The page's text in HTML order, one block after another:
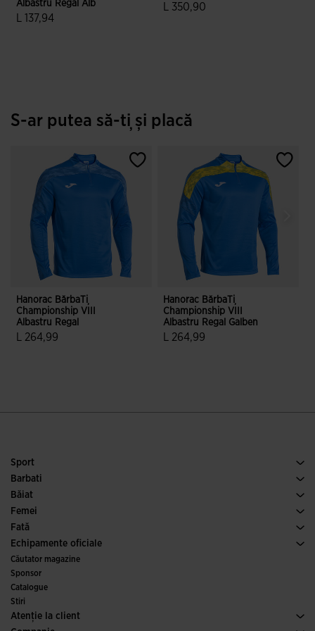
Albastru Regal Alb
L 137,94
L 350,90
S-ar putea să-ți și placă
Hanorac BărbaȚi
Championship VIII
Albastru Regal
L 264,99
Hanorac BărbaȚi
Championship VIII
Albastru Regal Galben
L 264,99
Sport
Alergare
Fotbal
Padel
Alergare pe traseu
Barbati
Incalaminte Barbai
Sport
Băiat
Vezi toate hainele pentru băieți
Femei
Incalaminte Femei
Sport
Fată
Vezi toate hainele pentru fete
Echipamente oficiale
Fotbal
Fotbal de Sala
Comitete și federații
Ediții speciale
Căutator magazine
Sponsor
Catalogue
Stiri
Atenţie la client